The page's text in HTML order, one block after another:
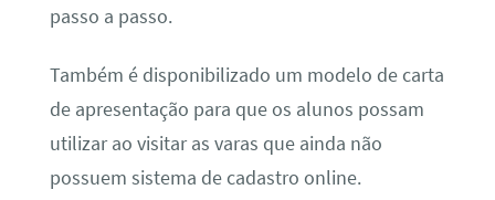
passo a passo.
Também é disponibilizado um modelo de carta
de apresentação para que os alunos possam
utilizar ao visitar as varas que ainda não
possuem sistema de cadastro online.